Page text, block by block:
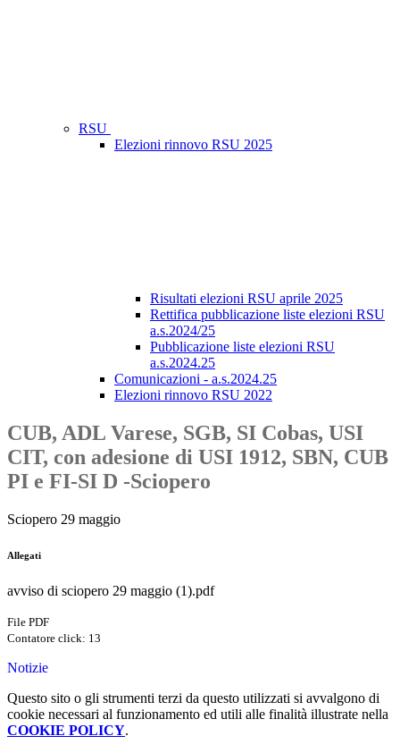
RSU
Elezioni rinnovo RSU 2025
Risultati elezioni RSU aprile 2025
Rettifica pubblicazione liste elezioni RSU
a.s.2024/25
Pubblicazione liste elezioni RSU
a.s.2024.25
Comunicazioni - a.s.2024.25
Elezioni rinnovo RSU 2022
CUB, ADL Varese, SGB, SI Cobas, USI
CIT, con adesione di USI 1912, SBN, CUB
PI e FI-SI D -Sciopero
Sciopero 29 maggio
Allegati
avviso di sciopero 29 maggio (1).pdf
File PDF
Contatore click: 13
Notizie
Questo sito o gli strumenti terzi da questo utilizzati si avvalgono di
cookie necessari al funzionamento ed utili alle finalità illustrate nella
COOKIE POLICY.